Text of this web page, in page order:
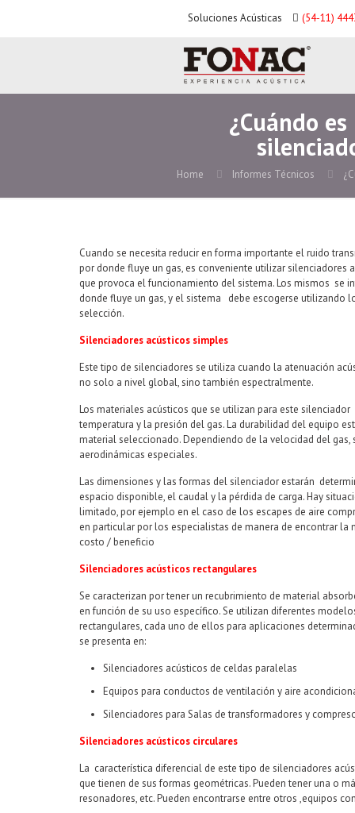
Soluciones Acústicas (54-11)
¿Cuándo
Home Informes Técnicos
Cuando se necesita reducir en forma importante el ruido
por donde fluye un gas, es conveniente utilizar silenciadores
que provoca el funcionamiento del sistema. Los mismos se
donde fluye un gas, y el sistema debe escogerse utilizando
selección.
Silenciadores acústicos simples
Este tipo de silenciadores se utiliza cuando la atenuación
no solo a nivel global, sino también espectralmente.
Los materiales acústicos que se utilizan para este
temperatura y la presión del gas. La durabilidad del equipo
material seleccionado. Dependiendo de la velocidad del gas,
aerodinámicas especiales.
Las dimensiones y las formas del silenciador estarán
espacio disponible, el caudal y la pérdida de carga. Hay
limitado, por ejemplo en el caso de los escapes de aire
en particular por los especialistas de manera de encontrar la
costo / beneficio
Silenciadores acústicos rectangulares
Se caracterizan por tener un recubrimiento de material
en función de su uso específico. Se utilizan diferentes
rectangulares, cada uno de ellos para aplicaciones
se presenta en:
Silenciadores acústicos de celdas paralelas
Equipos para conductos de ventilación y aire
Silenciadores para Salas de transformadores y
Silenciadores acústicos circulares
La característica diferencial de este tipo de silenciadores
que tienen de sus formas geométricas. Pueden tener una o
resonadores, etc. Pueden encontrarse entre otros ,equipos